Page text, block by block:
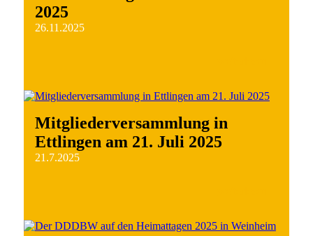
2025
26.11.2025
Mitgliederversammlung in
Ettlingen am 21. Juli 2025
21.7.2025